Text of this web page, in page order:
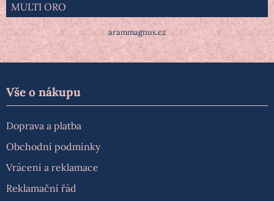
MULTI ORO
arammagnus.cz
Vše o nákupu
Doprava a platba
Obchodní podmínky
Vrácení a reklamace
Reklamační řád